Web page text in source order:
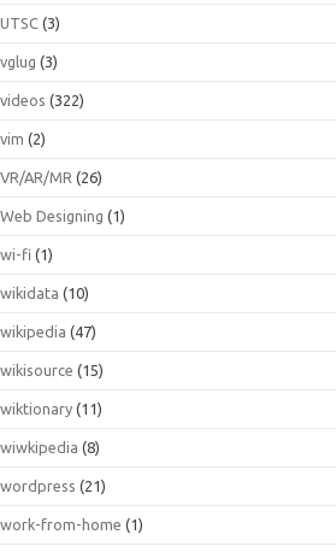
UTSC (3)
vglug (3)
videos (322)
vim (2)
VR/AR/MR (26)
Web Designing (1)
wi-fi (1)
wikidata (10)
wikipedia (47)
wikisource (15)
wiktionary (11)
wiwkipedia (8)
wordpress (21)
work-from-home (1)